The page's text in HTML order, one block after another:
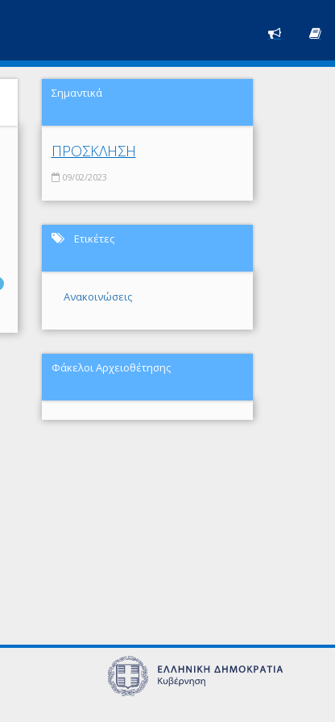
Σημαντικά
ΠΡΟΣΚΛΗΣΗ
09/02/2023
Ετικέτες
Ανακοινώσεις
Φάκελοι Αρχειοθέτησης